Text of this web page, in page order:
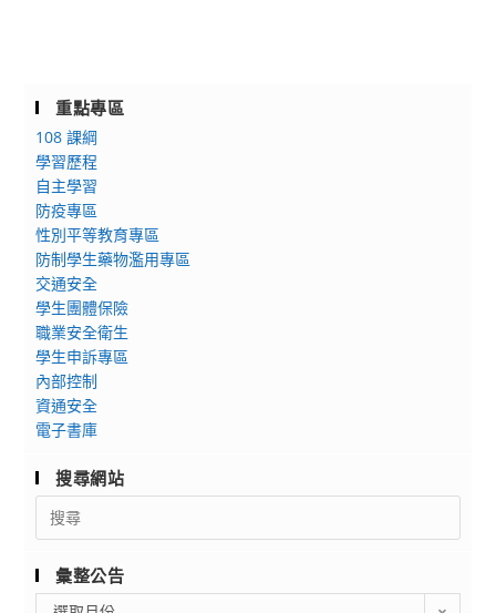
重點專區
108 課綱
學習歷程
自主學習
防疫專區
性別平等教育專區
防制學生藥物濫用專區
交通安全
學生團體保險
職業安全衛生
學生申訴專區
內部控制
資通安全
電子書庫
搜尋網站
Search
for:
彙整公告